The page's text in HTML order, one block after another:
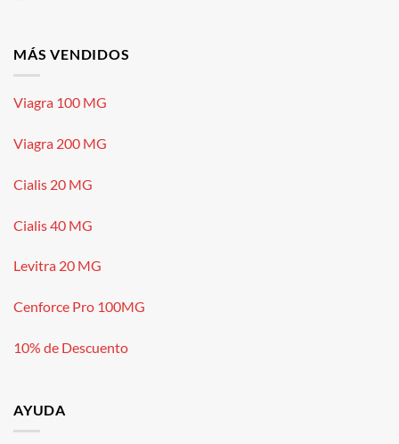
MÁS VENDIDOS
Viagra 100 MG
Viagra 200 MG
Cialis 20 MG
Cialis 40 MG
Levitra 20 MG
Cenforce Pro 100MG
10% de Descuento
AYUDA